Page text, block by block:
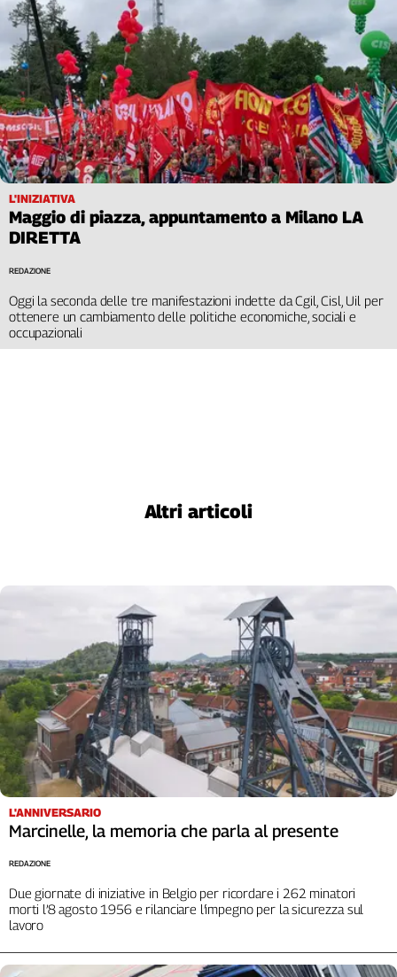
L'INIZIATIVA
Maggio di piazza, appuntamento a Milano LA
DIRETTA
Oggi la seconda delle tre manifestazioni indette da Cgil, Cisl, Uil per
ottenere un cambiamento delle politiche economiche, sociali e
occupazionali
REDAZIONE
Altri articoli
L'ANNIVERSARIO
Marcinelle, la memoria che parla al presente
Due giornate di iniziative in Belgio per ricordare i 262 minatori
morti l’8 agosto 1956 e rilanciare l’impegno per la sicurezza sul
lavoro
REDAZIONE